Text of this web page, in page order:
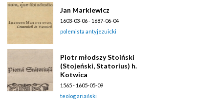
Jan Markiewicz
1603-03-06 - 1687-06-04
polemista antyjezuicki
Piotr młodszy Stoiński
(Stojeński, Statorius) h.
Kotwica
1565 - 1605-05-09
teolog ariański